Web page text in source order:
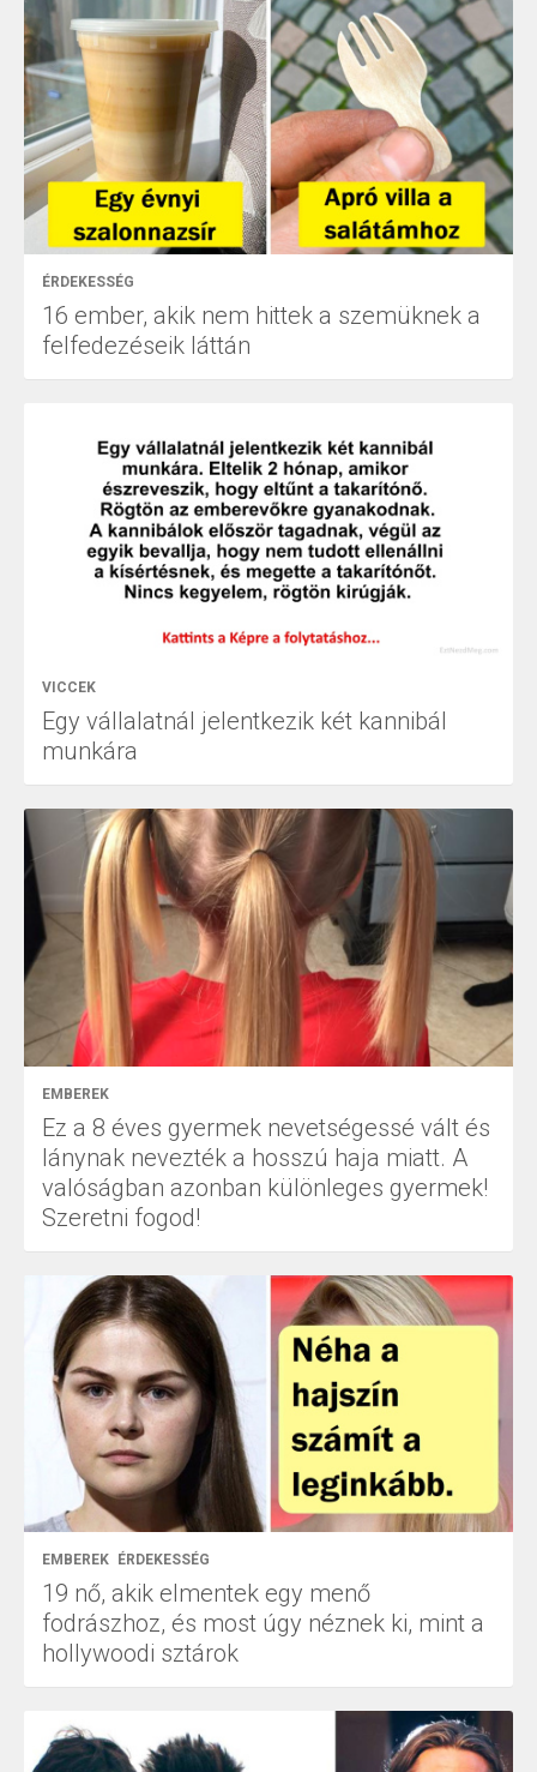
ÉRDEKESSÉG
16 ember, akik nem hittek a szemüknek a
felfedezéseik láttán
VICCEK
Egy vállalatnál jelentkezik két kannibál
munkára
EMBEREK
Ez a 8 éves gyermek nevetségessé vált és
lánynak nevezték a hosszú haja miatt. A
valóságban azonban különleges gyermek!
Szeretni fogod!
EMBEREK ÉRDEKESSÉG
19 nő, akik elmentek egy menő
fodrászhoz, és most úgy néznek ki, mint a
hollywoodi sztárok